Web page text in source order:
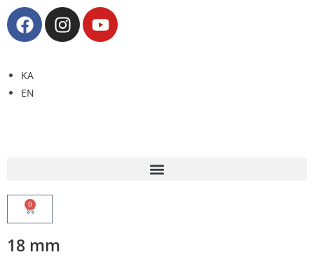
KA
EN
0
18 mm